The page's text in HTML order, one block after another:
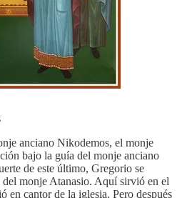
anciano Nikodemos, el monje
bajo la guía del monje anciano
de este último, Gregorio se
monje Atanasio. Aquí sirvió en el
en cantor de la iglesia. Pero después